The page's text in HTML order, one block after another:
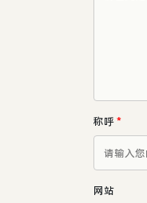
称呼*
网站